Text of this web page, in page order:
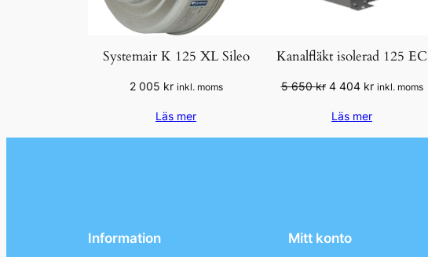
Systemair K 125 XL Sileo
2 005 kr inkl. moms
Läs mer
Kanalfläkt isolerad 125 EC
5 650kr Det
priset
var:
4 404 krDet
är:
inkl. moms
Läs mer
Information Mitt konto